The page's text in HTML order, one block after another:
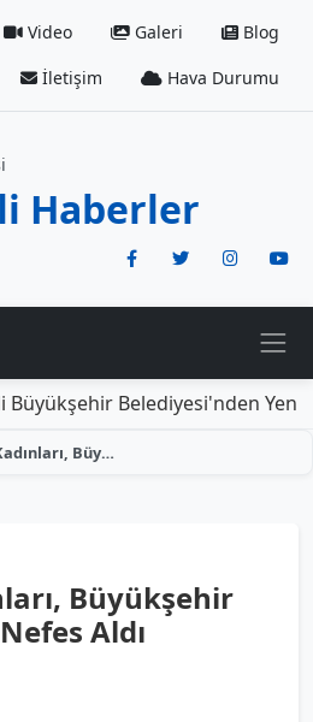
Video Galeri
Blog
İletişim Hava Durumu
Haberler
Belediyesi'nden Yeni
Denizli Kadınları, Büyükşehir ile Rahat Bir Nefes Aldı
Büyükşehir
Aldı